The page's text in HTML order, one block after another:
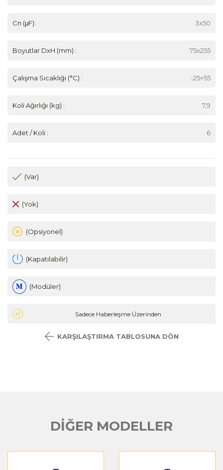
Cn (μF): 3x50
Boyutlar DxH (mm) : 75x255
Çalışma Sıcaklığı (°C) : -25+55
Koli Ağırlığı (kg) : 7,9
Adet / Koli : 6
(Var)
(Yok)
(Opsiyonel)
(Kapatılabilir)
(Modüler)
Sadece Haberleşme Üzerinden
KARŞILAŞTIRMA TABLOSUNA DÖN
DİĞER MODELLER